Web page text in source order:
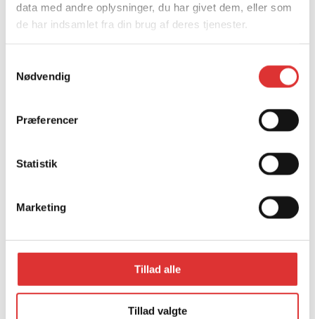
data med andre oplysninger, du har givet dem, eller som
de har indsamlet fra din brug af deres tjenester.
Nødvendig
Præferencer
Statistik
Marketing
Tillad alle
Tillad valgte